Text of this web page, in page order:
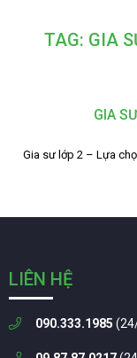
TAG: GIA
GIA
Gia sư lớp 2 – Lựa
LIÊN HỆ
090.333.1985